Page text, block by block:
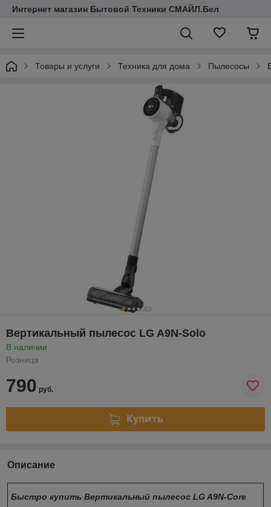
Интернет магазин Бытовой Техники СМАЙЛ.Бел
Товары и услуги Техника для дома Пылесосы
Вертикальный пылесос LG A9N-Solo
В наличии
Розница
790 руб.
Купить
Описание
Быстро купить Вертикальный пылесос LG A9N-Core